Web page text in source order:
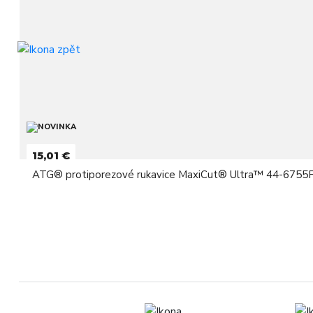
15,01 €
ATG® protiporezové rukavice MaxiCut® Ultra™ 44-